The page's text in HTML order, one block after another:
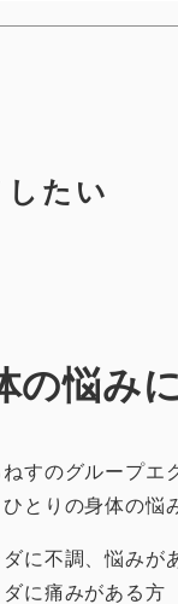
たい
の悩み
ねすのグループエ
ひとりの身体の悩
ダに不調、悩みが
ダに痛みがある方